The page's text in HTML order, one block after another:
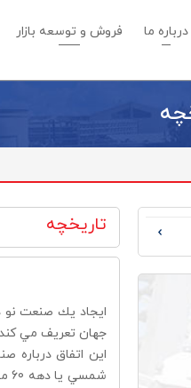
درباره ما فروش و توسعه بازار
تاریخچه
ايجاد يك صنعت نو
جهان تعريف مي